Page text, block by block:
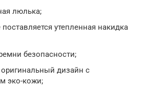
люлька;
утепленная накидка
безопасности;
дизайн с
эко-кожи;